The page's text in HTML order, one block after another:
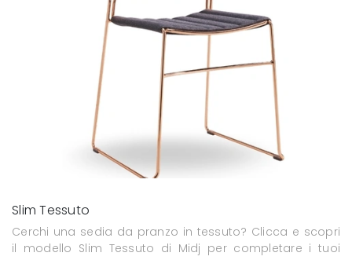
Slim Tessuto
Cerchi una sedia da pranzo in tessuto? Clicca e scopri
il modello Slim Tessuto di Midj per completare i tuoi